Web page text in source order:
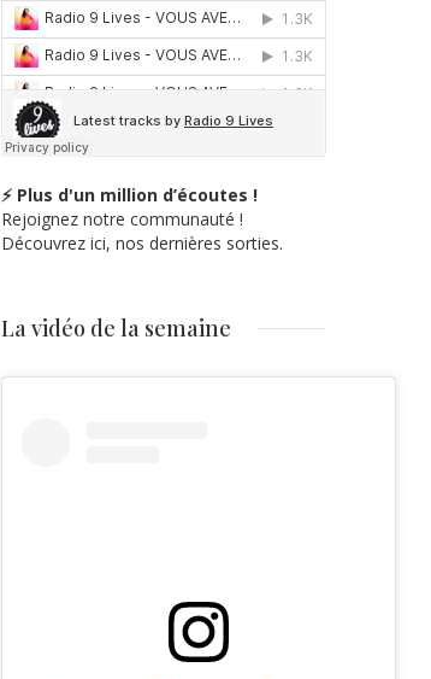
⚡ Plus d'un million d’écoutes !
Rejoignez notre communauté !
Découvrez ici, nos dernières sorties.
La vidéo de la semaine